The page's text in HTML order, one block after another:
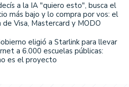
a la IA "quiero esto", busca el
más bajo y lo compra por vos: el
de Visa, Mastercard y MODO
eligió a Starlink para llevar
a 6.000 escuelas públicas:
es el proyecto